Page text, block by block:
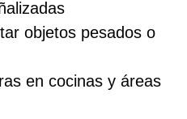
objetos pesados o
en cocinas y áreas